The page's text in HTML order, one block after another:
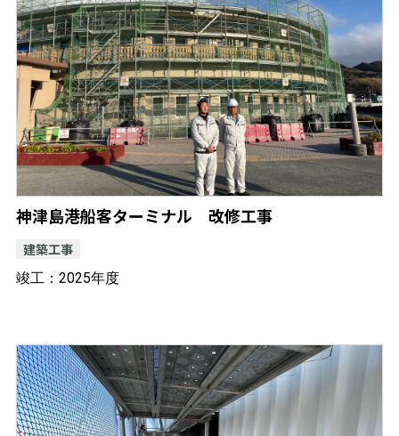
神津島港船客ターミナル 改修工事
建築工事
竣工：2025年度